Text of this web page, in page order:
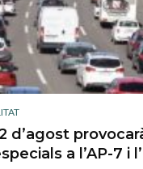
d’agost
a l’AP-7 i